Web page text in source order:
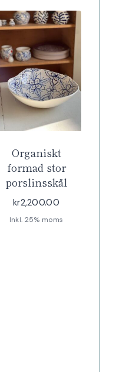
Organiskt
formad stor
porslinsskål
kr2,200.00
Inkl. 25% moms